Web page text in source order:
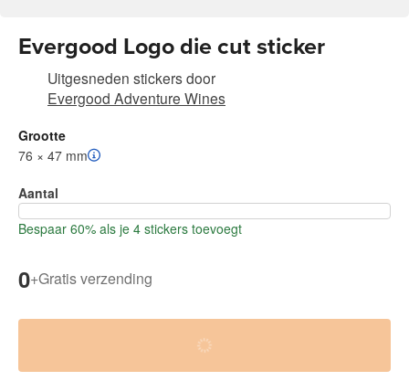
Evergood Logo die cut sticker
Uitgesneden stickersdoor
Evergood Adventure Wines
Grootte
76 × 47 mm
Aantal
Bespaar 60% als je 4 stickers toevoegt
0+Gratis verzending